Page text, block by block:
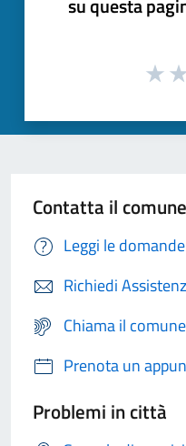
su questa
Contatta il comune
Leggi le
Richiedi
Chiama il
Prenota un
Problemi in città